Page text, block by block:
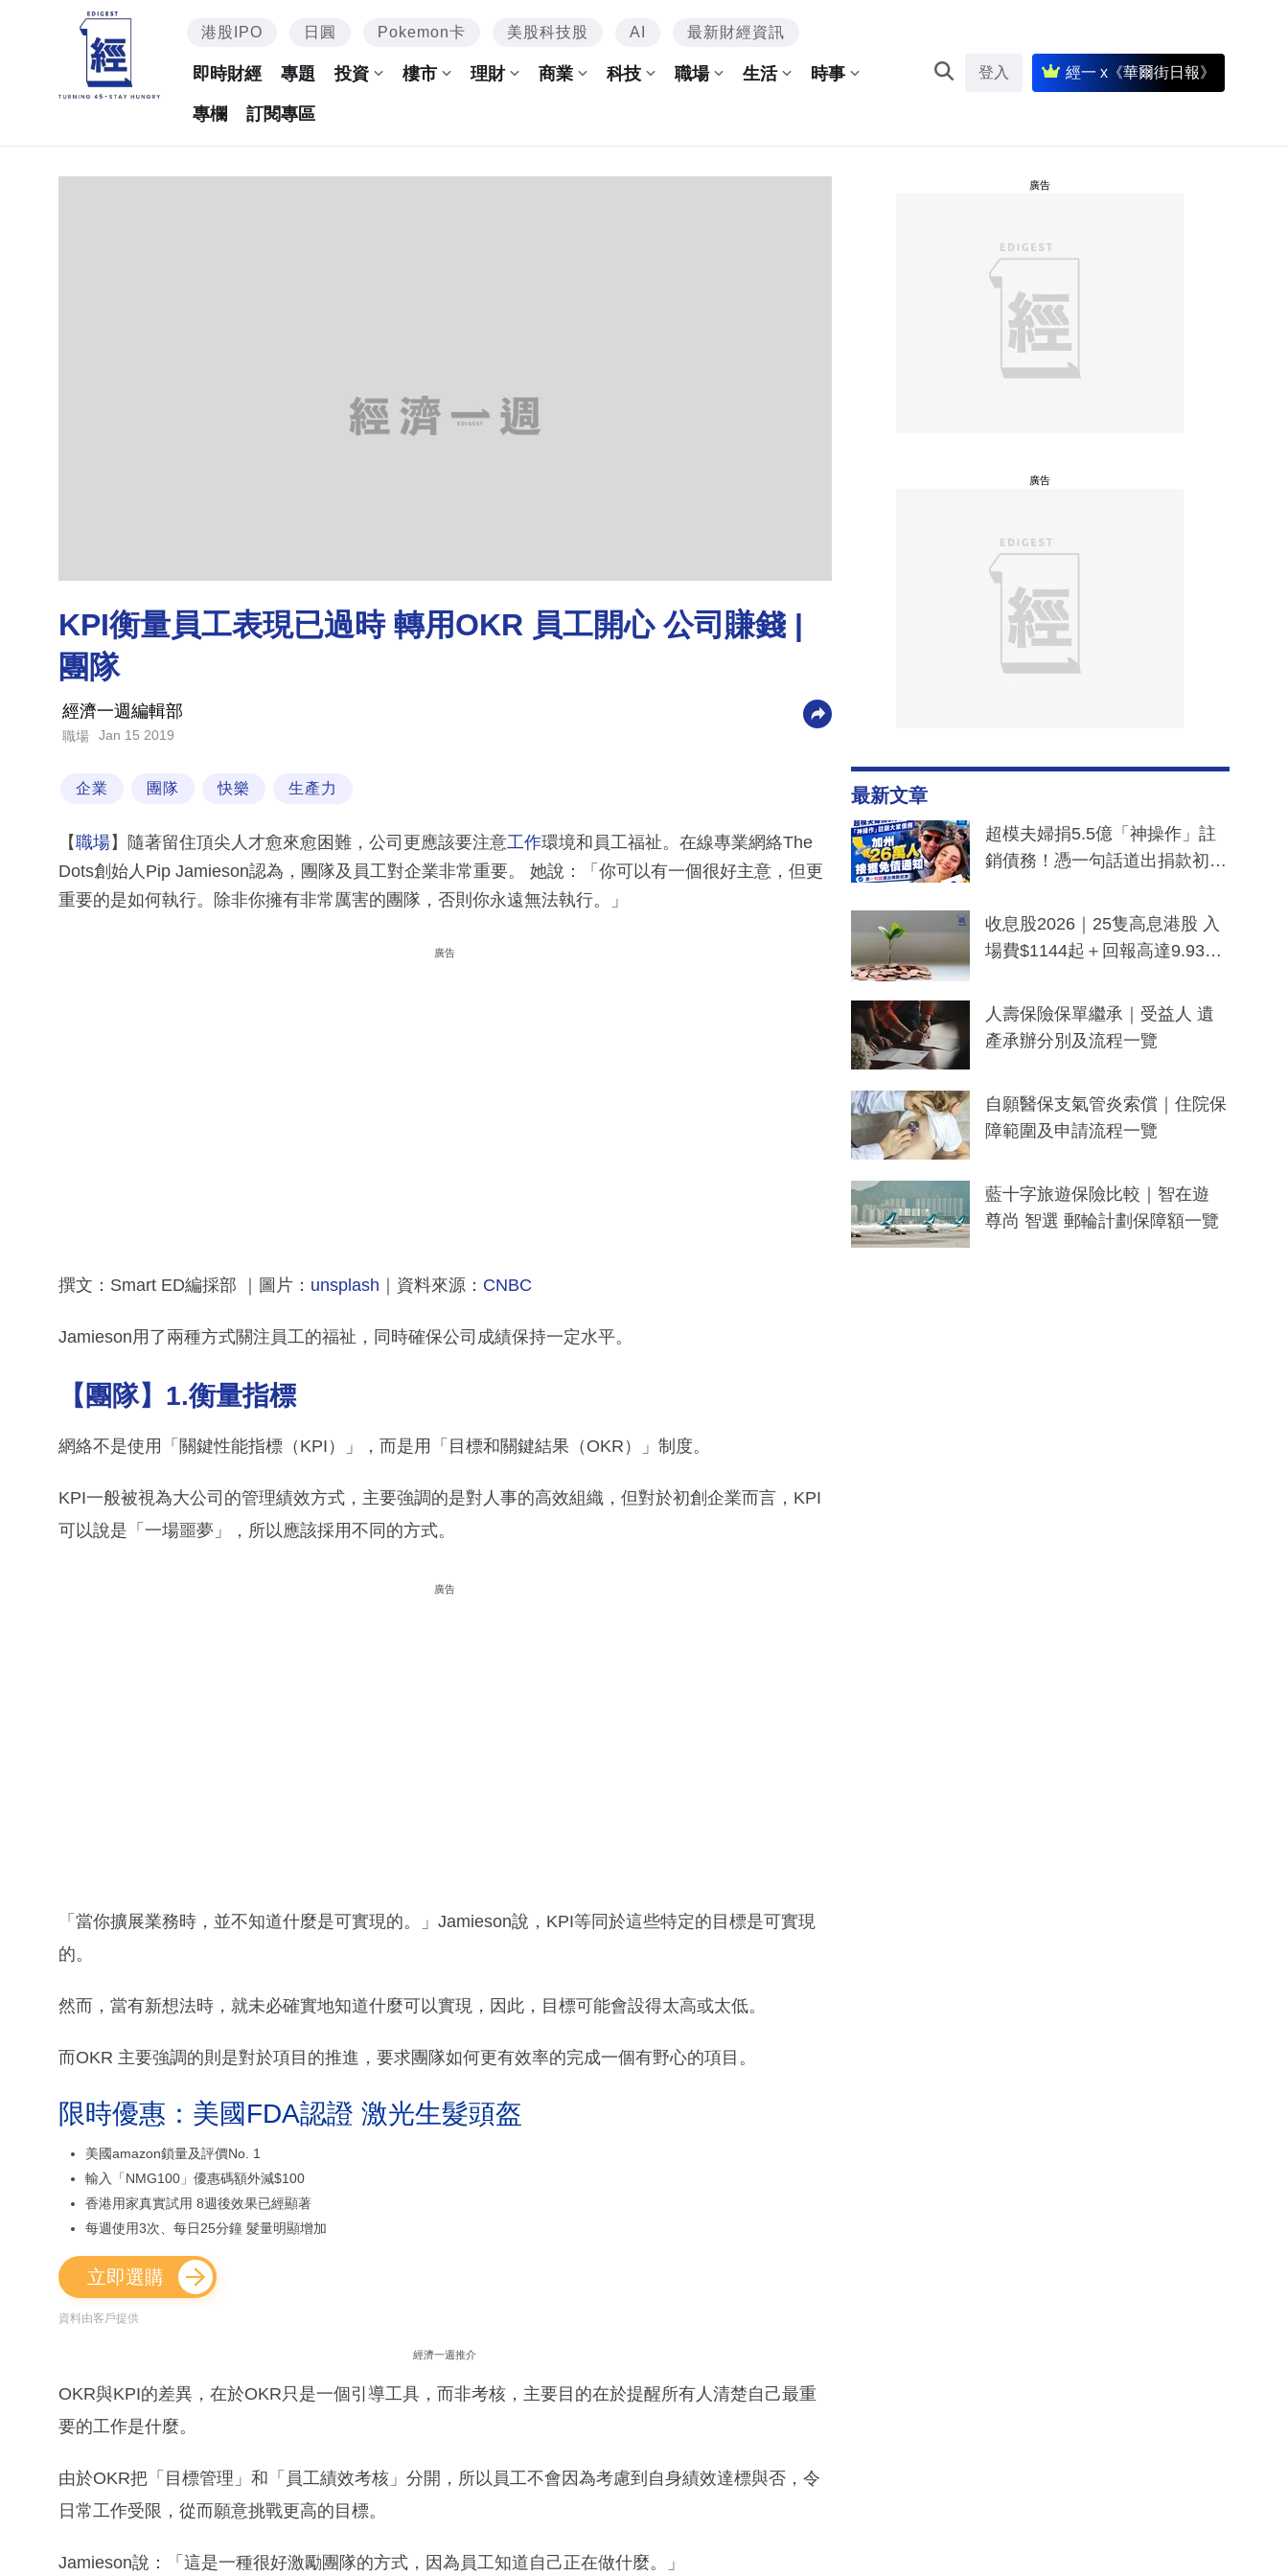
港股IPO 日圓 Pokemon卡 美股科技股 AI 最新財經資訊
即時財經 專題 投資 樓市 理財 商業 科技 職場 生活 時事
專欄 訂閱專區
登入 經一 x《華爾街日報》
KPI衡量員工表現已過時 轉用OKR 員工開心 公司賺錢 |
團隊
經濟一週編輯部
職場 Jan 15 2019
企業 團隊 快樂 生產力
【職場】隨著留住頂尖人才愈來愈困難，公司更應該要注意工作環境和員工福祉。在線專業網絡The
Dots創始人Pip Jamieson認為，團隊及員工對企業非常重要。 她說：「你可以有一個很好主意，但更
重要的是如何執行。除非你擁有非常厲害的團隊，否則你永遠無法執行。」
廣告
撰文：Smart ED編採部 ｜圖片： unsplash ｜資料來源： CNBC
Jamieson用了兩種方式關注員工的福祉，同時確保公司成績保持一定水平。
【團隊】1.衡量指標
網絡不是使用「關鍵性能指標（KPI）」，而是用「目標和關鍵結果（OKR）」制度。
KPI一般被視為大公司的管理績效方式，主要強調的是對人事的高效組織，但對於初創企業而言，KPI
可以說是「一場噩夢」，所以應該採用不同的方式。
廣告
「當你擴展業務時，並不知道什麼是可實現的。」Jamieson說，KPI等同於這些特定的目標是可實現
的。
然而，當有新想法時，就未必確實地知道什麼可以實現，因此，目標可能會設得太高或太低。
而OKR 主要強調的則是對於項目的推進，要求團隊如何更有效率的完成一個有野心的項目。
限時優惠：美國FDA認證 激光生髮頭盔
美國amazon鎖量及評價No. 1
輸入「NMG100」優惠碼額外減$100
香港用家真實試用 8週後效果已經顯著
每週使用3次、每日25分鐘 髮量明顯增加
立即選購
資料由客戶提供
經濟一週推介
OKR與KPI的差異，在於OKR只是一個引導工具，而非考核，主要目的在於提醒所有人清楚自己最重
要的工作是什麼。
由於OKR把「目標管理」和「員工績效考核」分開，所以員工不會因為考慮到自身績效達標與否，令
日常工作受限，從而願意挑戰更高的目標。
Jamieson說：「這是一種很好激勵團隊的方式，因為員工知道自己正在做什麼。」
廣告
廣告
最新文章
超模夫婦捐5.5億「神操作」註
銷債務！憑一句話道出捐款初
一度被誤當詐騙手段
收息股2026｜25隻高息港股 入
場費$1144起＋回報高達9.93
人壽保險保單繼承｜受益人 遺
產承辦分別及流程一覽
自願醫保支氣管炎索償｜住院保
障範圍及申請流程一覽
藍十字旅遊保險比較｜智在遊
尊尚 智選 郵輪計劃保障額一覽